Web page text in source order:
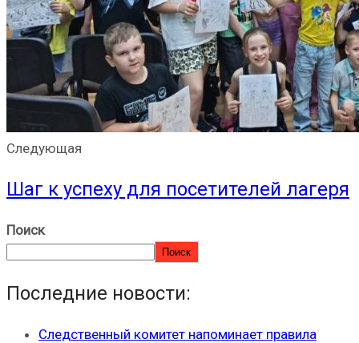
Следующая
Шаг к успеху для посетителей лагеря
Поиск
Поиск
Последние новости:
Следственный комитет напоминает правила